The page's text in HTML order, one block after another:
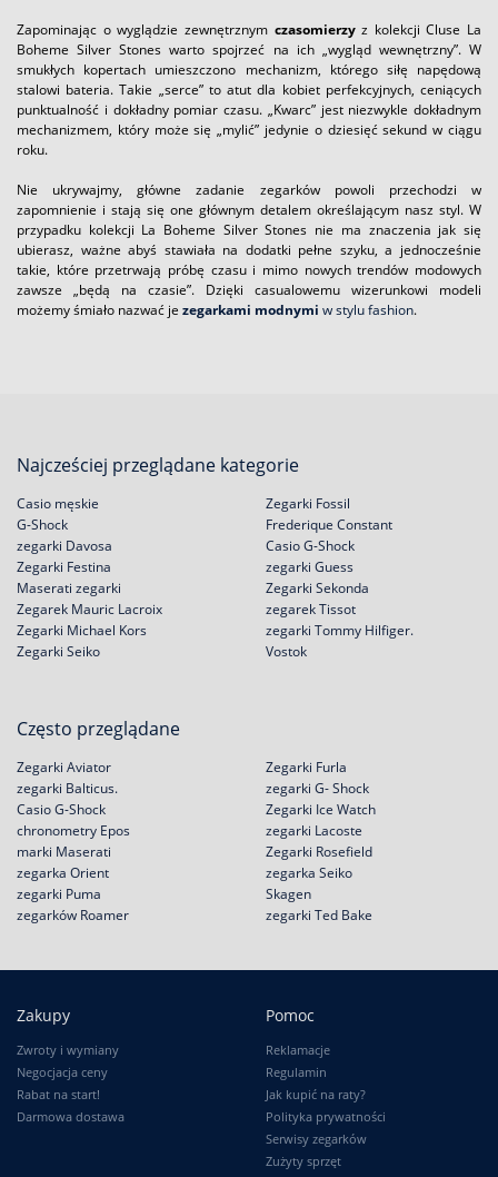
Zapominając o wyglądzie zewnętrznym czasomierzyz kolekcji Cluse La
Boheme Silver Stones warto spojrzeć na ich „wygląd wewnętrzny”. W
smukłych kopertach umieszczono mechanizm, którego siłę napędową
stalowi bateria. Takie „serce” to atut dla kobiet perfekcyjnych, ceniących
punktualność i dokładny pomiar czasu. „Kwarc” jest niezwykle dokładnym
mechanizmem, który może się „mylić” jedynie o dziesięć sekund w ciągu
roku.
Nie ukrywajmy, główne zadanie zegarków powoli przechodzi w
zapomnienie i stają się one głównym detalem określającym nasz styl. W
przypadku kolekcji La Boheme Silver Stones nie ma znaczenia jak się
ubierasz, ważne abyś stawiała na dodatki pełne szyku, a jednocześnie
takie, które przetrwają próbę czasu i mimo nowych trendów modowych
zawsze „będą na czasie”. Dzięki casualowemu wizerunkowi modeli
możemy śmiało nazwać je zegarkami modnymi w stylu fashion.
Najcześciej przeglądane kategorie
Casio męskie
G-Shock
zegarki Davosa
Zegarki Festina
Zegarki Fossil
Frederique Constant
Casio G-Shock
zegarki Guess
Maserati zegarki
Zegarek Mauric Lacroix
Zegarki Michael Kors
Zegarki Seiko
Zegarki Sekonda
zegarek Tissot
zegarki Tommy Hilfiger.
Vostok
Często przeglądane
Zegarki Aviator
zegarki Balticus.
Casio G-Shock
chronometry Epos
Zegarki Furla
zegarki G- Shock
Zegarki Ice Watch
zegarki Lacoste
marki Maserati
zegarka Orient
zegarki Puma
zegarków Roamer
Zegarki Rosefield
zegarka Seiko
Skagen
zegarki Ted Bake
Zakupy
Zwroty i wymiany
Negocjacja ceny
Rabat na start!
Darmowa dostawa
Pomoc
Reklamacje
Regulamin
Jak kupić na raty?
Polityka prywatności
Serwisy zegarków
Zużyty sprzęt